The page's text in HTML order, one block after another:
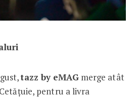
tazz by eMAGmerge atât
pentru a livra